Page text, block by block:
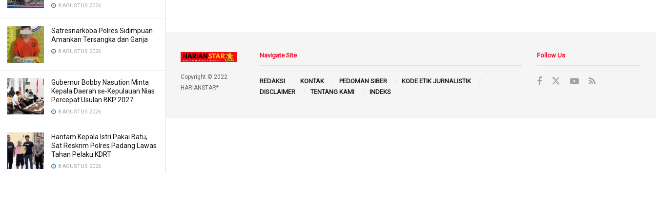
8 AGUSTUS 2026
Satresnarkoba Polres Sidimpuan
Amankan Tersangka dan Ganja
8 AGUSTUS 2026
Gubernur Bobby Nasution Minta
Kepala Daerah se-Kepulauan Nias
Percepat Usulan BKP 2027
8 AGUSTUS 2026
Hantam Kepala Istri Pakai Batu,
Sat Reskrim Polres Padang Lawas
Tahan Pelaku KDRT
8 AGUSTUS 2026
Copyright © 2022
HARIANSTAR*
Navigate Site
REDAKSI KONTAK PEDOMAN SIBER
KODE ETIK JURNALISTIK
DISCLAIMER
TENTANG KAMI INDEKS
Follow Us